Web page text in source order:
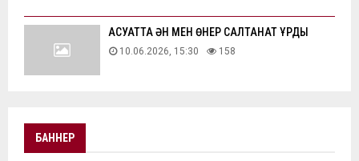
АҚСУАТТА ӘН МЕН ӨНЕР САЛТАНАТ ҚҰРДЫ
10.06.2026, 15:30 158
БАННЕР